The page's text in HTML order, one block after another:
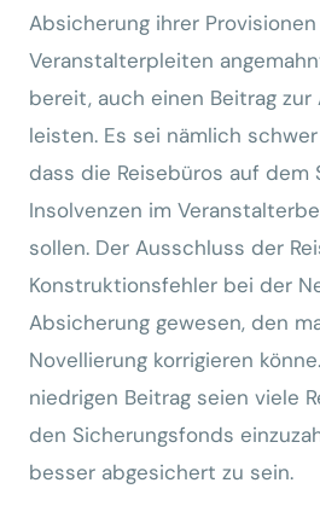
Absicherung ihrer
Veranstalterpleiten
bereit, auch einen Beitrag zur
leisten. Es sei nämlich
dass die Reisebüros auf dem
Insolvenzen im
sollen. Der Ausschluss der
Konstruktionsfehler bei der
Absicherung gewesen, den
Novellierung korrigieren
niedrigen Beitrag seien viele
den Sicherungsfonds
besser abgesichert zu sein.